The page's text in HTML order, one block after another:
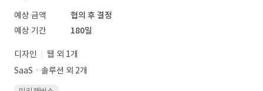
예상 금액
협의 후 결정
예상 기간
180일
디자인
웹 외 1개
SaaSㆍ솔루션 외 2개